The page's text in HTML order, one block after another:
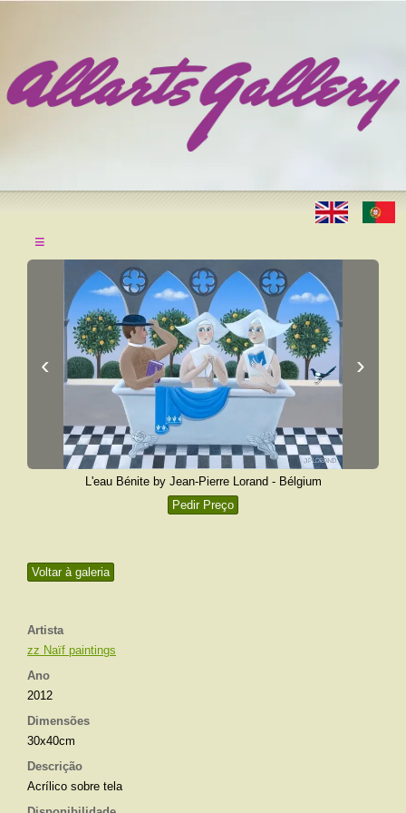
≡
Voltar à galeria
Artista
zz Naïf paintings
Ano
2012
Dimensões
30x40cm
Descrição
Acrílico sobre tela
‹ ›
L'eau Bénite by Jean-Pierre Lorand - Bélgium
Pedir Preço